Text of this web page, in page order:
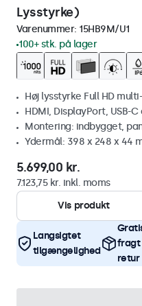
Lysstyrke)
Varenummer: 15HB9M/U1
100+ stk. på lager
Høj lysstyrke Full HD
HDMI, DisplayPort, USB-C
Montering: indbygget,
Ydermål: 398 x 248 x 44
5.699,00 kr.
7.123,75 kr. inkl. moms
Vis produkt
Langsigtet
tilgængelighed
fragt
retur